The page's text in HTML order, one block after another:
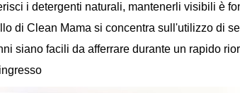
i detergenti naturali, mantenerli visibili è
di Clean Mama si concentra sull'utilizzo di
siano facili da afferrare durante un rapido